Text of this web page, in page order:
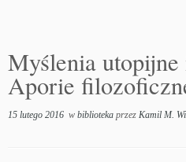
Myślenia
Aporie
15 lutego 2016 w biblioteka przez Kamil M.